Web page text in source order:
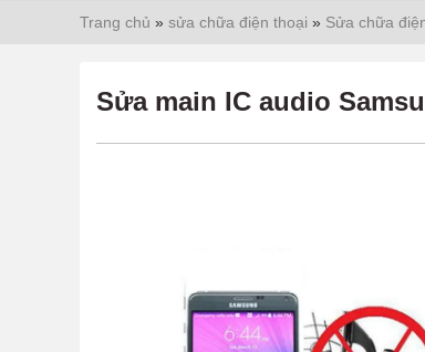
Trang chủ » sửa chữa điện thoại » Sửa chữa
Sửa main IC audio